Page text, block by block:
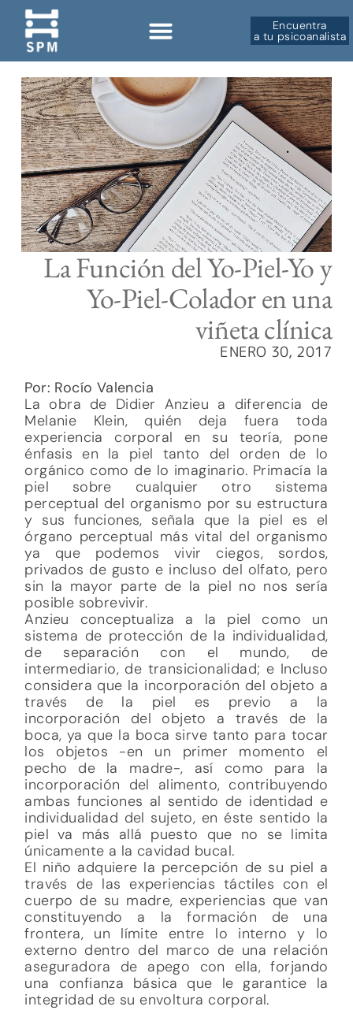
Encuentra
a tu psicoanalista
La Función del Yo-Piel-Yo y
Yo-Piel-Colador en una
viñeta clínica
ENERO 30, 2017
Por: Rocío Valencia
La obra de Didier Anzieu a diferencia de
Melanie Klein, quién deja fuera toda
experiencia corporal en su teoría, pone
énfasis en la piel tanto del orden de lo
orgánico como de lo imaginario. Primacía la
piel sobre cualquier otro sistema
perceptual del organismo por su estructura
y sus funciones, señala que la piel es el
órgano perceptual más vital del organismo
ya que podemos vivir ciegos, sordos,
privados de gusto e incluso del olfato, pero
sin la mayor parte de la piel no nos sería
posible sobrevivir.
Anzieu conceptualiza a la piel como un
sistema de protección de la individualidad,
de separación con el mundo, de
intermediario, de transicionalidad; e Incluso
considera que la incorporación del objeto a
través de la piel es previo a la
incorporación del objeto a través de la
boca, ya que la boca sirve tanto para tocar
los objetos -en un primer momento el
pecho de la madre-, así como para la
incorporación del alimento, contribuyendo
ambas funciones al sentido de identidad e
individualidad del sujeto, en éste sentido la
piel va más allá puesto que no se limita
únicamente a la cavidad bucal.
El niño adquiere la percepción de su piel a
través de las experiencias táctiles con el
cuerpo de su madre, experiencias que van
constituyendo a la formación de una
frontera, un límite entre lo interno y lo
externo dentro del marco de una relación
aseguradora de apego con ella, forjando
una confianza básica que le garantice la
integridad de su envoltura corporal.